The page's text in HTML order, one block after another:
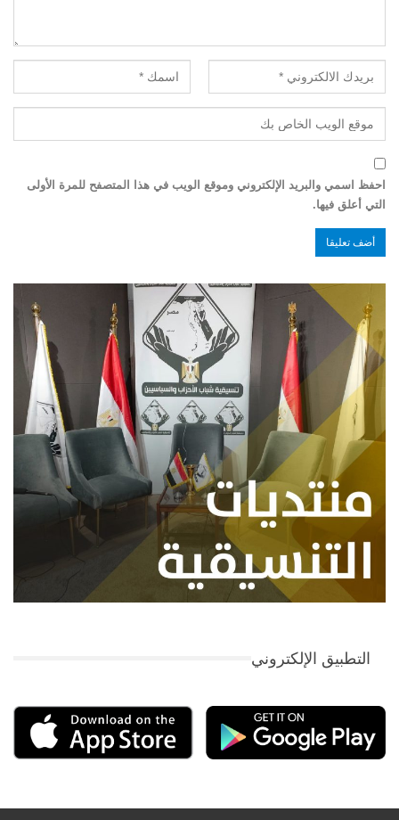
احفظ اسمي والبريد الإلكتروني وموقع الويب في هذا المتصفح للمرة الأولى
التي أعلق فيها.
التطبيق الإلكتروني